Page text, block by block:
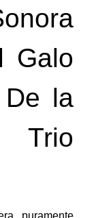
Galo
De la
Trio
puramente